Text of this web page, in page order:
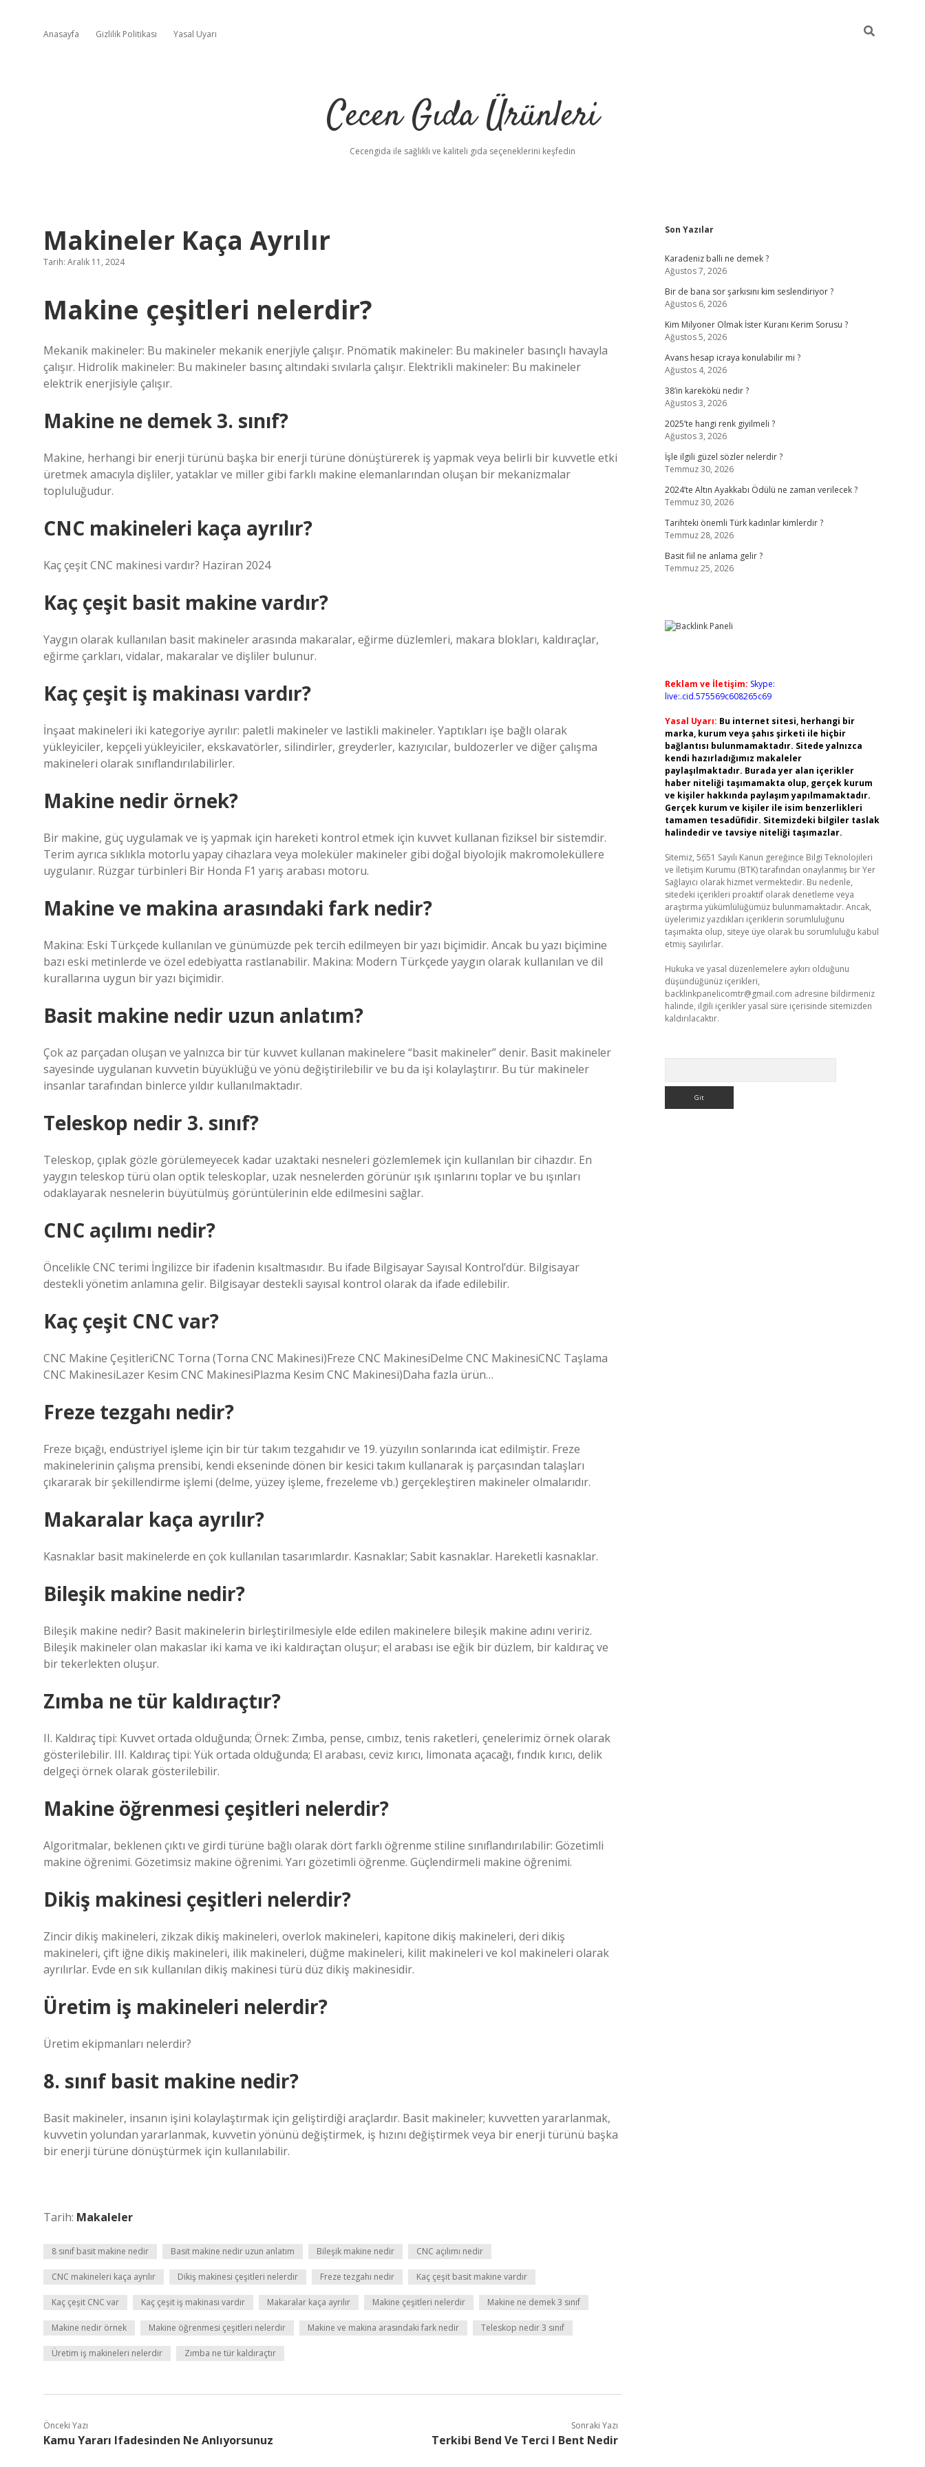
Anasayfa Gizlilik Politikası Yasal Uyarı
Cecen Gıda Ürünleri
Cecengida ile sağlıklı ve kaliteli gıda seçeneklerini keşfedin
Makineler Kaça Ayrılır
Tarih: Aralık 11, 2024
Makine çeşitleri nelerdir?
Mekanik makineler: Bu makineler mekanik enerjiyle çalışır. Pnömatik makineler: Bu makineler basınçlı havayla
çalışır. Hidrolik makineler: Bu makineler basınç altındaki sıvılarla çalışır. Elektrikli makineler: Bu makineler
elektrik enerjisiyle çalışır.
Makine ne demek 3. sınıf?
Makine, herhangi bir enerji türünü başka bir enerji türüne dönüştürerek iş yapmak veya belirli bir kuvvetle etki
üretmek amacıyla dişliler, yataklar ve miller gibi farklı makine elemanlarından oluşan bir mekanizmalar
topluluğudur.
CNC makineleri kaça ayrılır?
Kaç çeşit CNC makinesi vardır? Haziran 2024
Kaç çeşit basit makine vardır?
Yaygın olarak kullanılan basit makineler arasında makaralar, eğirme düzlemleri, makara blokları, kaldıraçlar,
eğirme çarkları, vidalar, makaralar ve dişliler bulunur.
Kaç çeşit iş makinası vardır?
İnşaat makineleri iki kategoriye ayrılır: paletli makineler ve lastikli makineler. Yaptıkları işe bağlı olarak
yükleyiciler, kepçeli yükleyiciler, ekskavatörler, silindirler, greyderler, kazıyıcılar, buldozerler ve diğer çalışma
makineleri olarak sınıflandırılabilirler.
Makine nedir örnek?
Bir makine, güç uygulamak ve iş yapmak için hareketi kontrol etmek için kuvvet kullanan fiziksel bir sistemdir.
Terim ayrıca sıklıkla motorlu yapay cihazlara veya moleküler makineler gibi doğal biyolojik makromoleküllere
uygulanır. Rüzgar türbinleri Bir Honda F1 yarış arabası motoru.
Makine ve makina arasındaki fark nedir?
Makina: Eski Türkçede kullanılan ve günümüzde pek tercih edilmeyen bir yazı biçimidir. Ancak bu yazı biçimine
bazı eski metinlerde ve özel edebiyatta rastlanabilir. Makina: Modern Türkçede yaygın olarak kullanılan ve dil
kurallarına uygun bir yazı biçimidir.
Basit makine nedir uzun anlatım?
Çok az parçadan oluşan ve yalnızca bir tür kuvvet kullanan makinelere “basit makineler” denir. Basit makineler
sayesinde uygulanan kuvvetin büyüklüğü ve yönü değiştirilebilir ve bu da işi kolaylaştırır. Bu tür makineler
insanlar tarafından binlerce yıldır kullanılmaktadır.
Teleskop nedir 3. sınıf?
Teleskop, çıplak gözle görülemeyecek kadar uzaktaki nesneleri gözlemlemek için kullanılan bir cihazdır. En
yaygın teleskop türü olan optik teleskoplar, uzak nesnelerden görünür ışık ışınlarını toplar ve bu ışınları
odaklayarak nesnelerin büyütülmüş görüntülerinin elde edilmesini sağlar.
CNC açılımı nedir?
Öncelikle CNC terimi İngilizce bir ifadenin kısaltmasıdır. Bu ifade Bilgisayar Sayısal Kontrol’dür. Bilgisayar
destekli yönetim anlamına gelir. Bilgisayar destekli sayısal kontrol olarak da ifade edilebilir.
Kaç çeşit CNC var?
CNC Makine ÇeşitleriCNC Torna (Torna CNC Makinesi)Freze CNC MakinesiDelme CNC MakinesiCNC Taşlama
CNC MakinesiLazer Kesim CNC MakinesiPlazma Kesim CNC Makinesi)Daha fazla ürün…
Freze tezgahı nedir?
Freze bıçağı, endüstriyel işleme için bir tür takım tezgahıdır ve 19. yüzyılın sonlarında icat edilmiştir. Freze
makinelerinin çalışma prensibi, kendi ekseninde dönen bir kesici takım kullanarak iş parçasından talaşları
çıkararak bir şekillendirme işlemi (delme, yüzey işleme, frezeleme vb.) gerçekleştiren makineler olmalarıdır.
Makaralar kaça ayrılır?
Kasnaklar basit makinelerde en çok kullanılan tasarımlardır. Kasnaklar; Sabit kasnaklar. Hareketli kasnaklar.
Bileşik makine nedir?
Bileşik makine nedir? Basit makinelerin birleştirilmesiyle elde edilen makinelere bileşik makine adını veririz.
Bileşik makineler olan makaslar iki kama ve iki kaldıraçtan oluşur; el arabası ise eğik bir düzlem, bir kaldıraç ve
bir tekerlekten oluşur.
Zımba ne tür kaldıraçtır?
II. Kaldıraç tipi: Kuvvet ortada olduğunda; Örnek: Zımba, pense, cımbız, tenis raketleri, çenelerimiz örnek olarak
gösterilebilir. III. Kaldıraç tipi: Yük ortada olduğunda; El arabası, ceviz kırıcı, limonata açacağı, fındık kırıcı, delik
delgeçi örnek olarak gösterilebilir.
Makine öğrenmesi çeşitleri nelerdir?
Algoritmalar, beklenen çıktı ve girdi türüne bağlı olarak dört farklı öğrenme stiline sınıflandırılabilir: Gözetimli
makine öğrenimi. Gözetimsiz makine öğrenimi. Yarı gözetimli öğrenme. Güçlendirmeli makine öğrenimi.
Dikiş makinesi çeşitleri nelerdir?
Zincir dikiş makineleri, zikzak dikiş makineleri, overlok makineleri, kapitone dikiş makineleri, deri dikiş
makineleri, çift iğne dikiş makineleri, ilik makineleri, düğme makineleri, kilit makineleri ve kol makineleri olarak
ayrılırlar. Evde en sık kullanılan dikiş makinesi türü düz dikiş makinesidir.
Üretim iş makineleri nelerdir?
Üretim ekipmanları nelerdir?
8. sınıf basit makine nedir?
Basit makineler, insanın işini kolaylaştırmak için geliştirdiği araçlardır. Basit makineler; kuvvetten yararlanmak,
kuvvetin yolundan yararlanmak, kuvvetin yönünü değiştirmek, iş hızını değiştirmek veya bir enerji türünü başka
bir enerji türüne dönüştürmek için kullanılabilir.
Tarih: Makaleler
8 sınıf basit makine nedir Basit makine nedir uzun anlatım Bileşik makine nedir CNC açılımı nedir
CNC makineleri kaça ayrılır Dikiş makinesi çeşitleri nelerdir Freze tezgahı nedir Kaç çeşit basit makine vardır
Kaç çeşit CNC var Kaç çeşit iş makinası vardır Makaralar kaça ayrılır Makine çeşitleri nelerdir Makine ne demek 3 sınıf
Makine nedir örnek Makine öğrenmesi çeşitleri nelerdir Makine ve makina arasındaki fark nedir Teleskop nedir 3 sınıf
Üretim iş makineleri nelerdir Zımba ne tür kaldıraçtır
Önceki Yazı
Kamu Yararı Ifadesinden Ne Anlıyorsunuz
Sonraki Yazı
Terkibi Bend Ve Terci I Bent Nedir
Sidebar
Son Yazılar
Karadeniz balli ne demek ?
Ağustos 7, 2026
Bir de bana sor şarkısını kim seslendiriyor ?
Ağustos 6, 2026
Kim Milyoner Olmak İster Kuranı Kerim Sorusu ?
Ağustos 5, 2026
Avans hesap icraya konulabilir mi ?
Ağustos 4, 2026
38’in karekökü nedir ?
Ağustos 3, 2026
2025’te hangi renk giyilmeli ?
Ağustos 3, 2026
İşle ilgili güzel sözler nelerdir ?
Temmuz 30, 2026
2024’te Altın Ayakkabı Ödülü ne zaman verilecek ?
Temmuz 30, 2026
Tarihteki önemli Türk kadınlar kimlerdir ?
Temmuz 28, 2026
Basit fiil ne anlama gelir ?
Temmuz 25, 2026
Reklam ve İletişim: Skype:
live:.cid.575569c608265c69
Yasal Uyarı: Bu internet sitesi, herhangi bir
marka, kurum veya şahıs şirketi ile hiçbir
bağlantısı bulunmamaktadır. Sitede yalnızca
kendi hazırladığımız makaleler
paylaşılmaktadır. Burada yer alan içerikler
haber niteliği taşımamakta olup, gerçek kurum
ve kişiler hakkında paylaşım yapılmamaktadır.
Gerçek kurum ve kişiler ile isim benzerlikleri
tamamen tesadüfidir. Sitemizdeki bilgiler taslak
halindedir ve tavsiye niteliği taşımazlar.
Sitemiz, 5651 Sayılı Kanun gereğince Bilgi Teknolojileri
ve İletişim Kurumu (BTK) tarafından onaylanmış bir Yer
Sağlayıcı olarak hizmet vermektedir. Bu nedenle,
sitedeki içerikleri proaktif olarak denetleme veya
araştırma yükümlülüğümüz bulunmamaktadır. Ancak,
üyelerimiz yazdıkları içeriklerin sorumluluğunu
taşımakta olup, siteye üye olarak bu sorumluluğu kabul
etmiş sayılırlar.
Hukuka ve yasal düzenlemelere aykırı olduğunu
düşündüğünüz içerikleri,
backlinkpanelicomtr@gmail.com adresine bildirmeniz
halinde, ilgili içerikler yasal süre içerisinde sitemizden
kaldırılacaktır.
https://hiltonbet-giris.com/